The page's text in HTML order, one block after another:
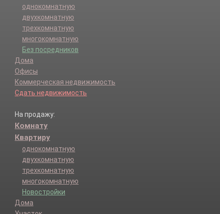
однокомнатную
двухкомнатную
трехкомнатную
многокомнатную
Без посредников
Дома
Офисы
Коммерческая недвижимость
Сдать недвижимость
На продажу:
Комнату
Квартиру
однокомнатную
двухкомнатную
трехкомнатную
многокомнатную
Новостройки
Дома